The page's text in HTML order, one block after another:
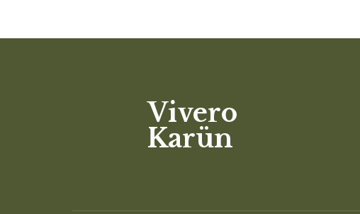
Vivero
Karün